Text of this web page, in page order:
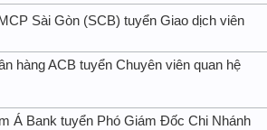
Sài Gòn (SCB) tuyển Giao dịch viên
hàng ACB tuyển Chuyên viên quan hệ
Á Bank tuyển Phó Giám Đốc Chi Nhánh